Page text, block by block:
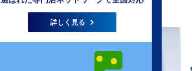
詳しく見る